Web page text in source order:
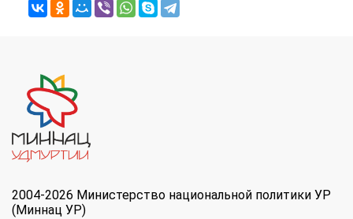
2004-2026 Министерство национальной политики УР
(Миннац УР)